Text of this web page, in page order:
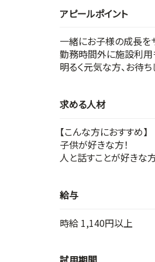
アピールポイント
一緒にお子様の成長を
勤務時間外に施設利用
明るく元気な方、お待
求める人材
【こんな方におすすめ】
子供が好きな方！
人と話すことが好きな
給与
時給 1,140円以上